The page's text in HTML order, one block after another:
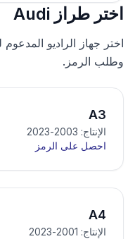
اختر طراز Audi
اختر جهاز الراديو
وطلب الرمز.
A3
الإنتاج: 2003-2023
احصل على الرمز
A4
الإنتاج: 2001-2023